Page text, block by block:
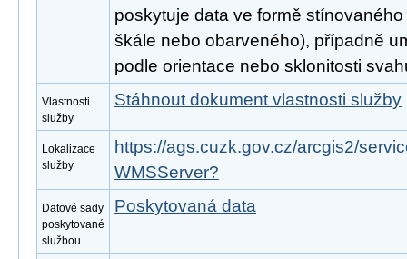
poskytuje data ve formě
škále nebo obarveného), případně
podle orientace nebo sklonitosti
Vlastnosti
služby
Stáhnout dokument vlastnosti služby
Lokalizace
služby
https://ags.cuzk.gov.cz/arcgis2/
WMSServer?
Datové sady
poskytované
službou
Poskytovaná data